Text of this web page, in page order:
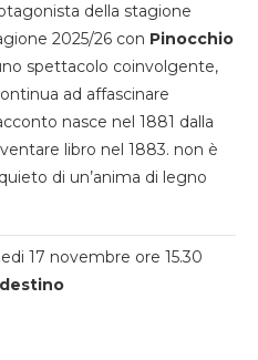
della stagione
2025/26 con Pinocchio
spettacolo coinvolgente,
ad affascinare
nasce nel 1881 dalla
libro nel 1883. non è
di un’anima di legno
17 novembre ore 15.30